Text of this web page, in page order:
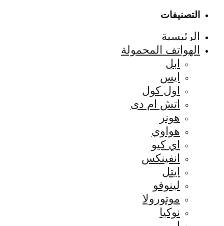
التصنيفات
الرئيسية
الهواتف المحمولة
ابل
ايس
اول كول
اتش ام دى
هونر
هواوي
اي كيو
انفينكس
ايتل
لينوفو
موتورولا
نوكيا